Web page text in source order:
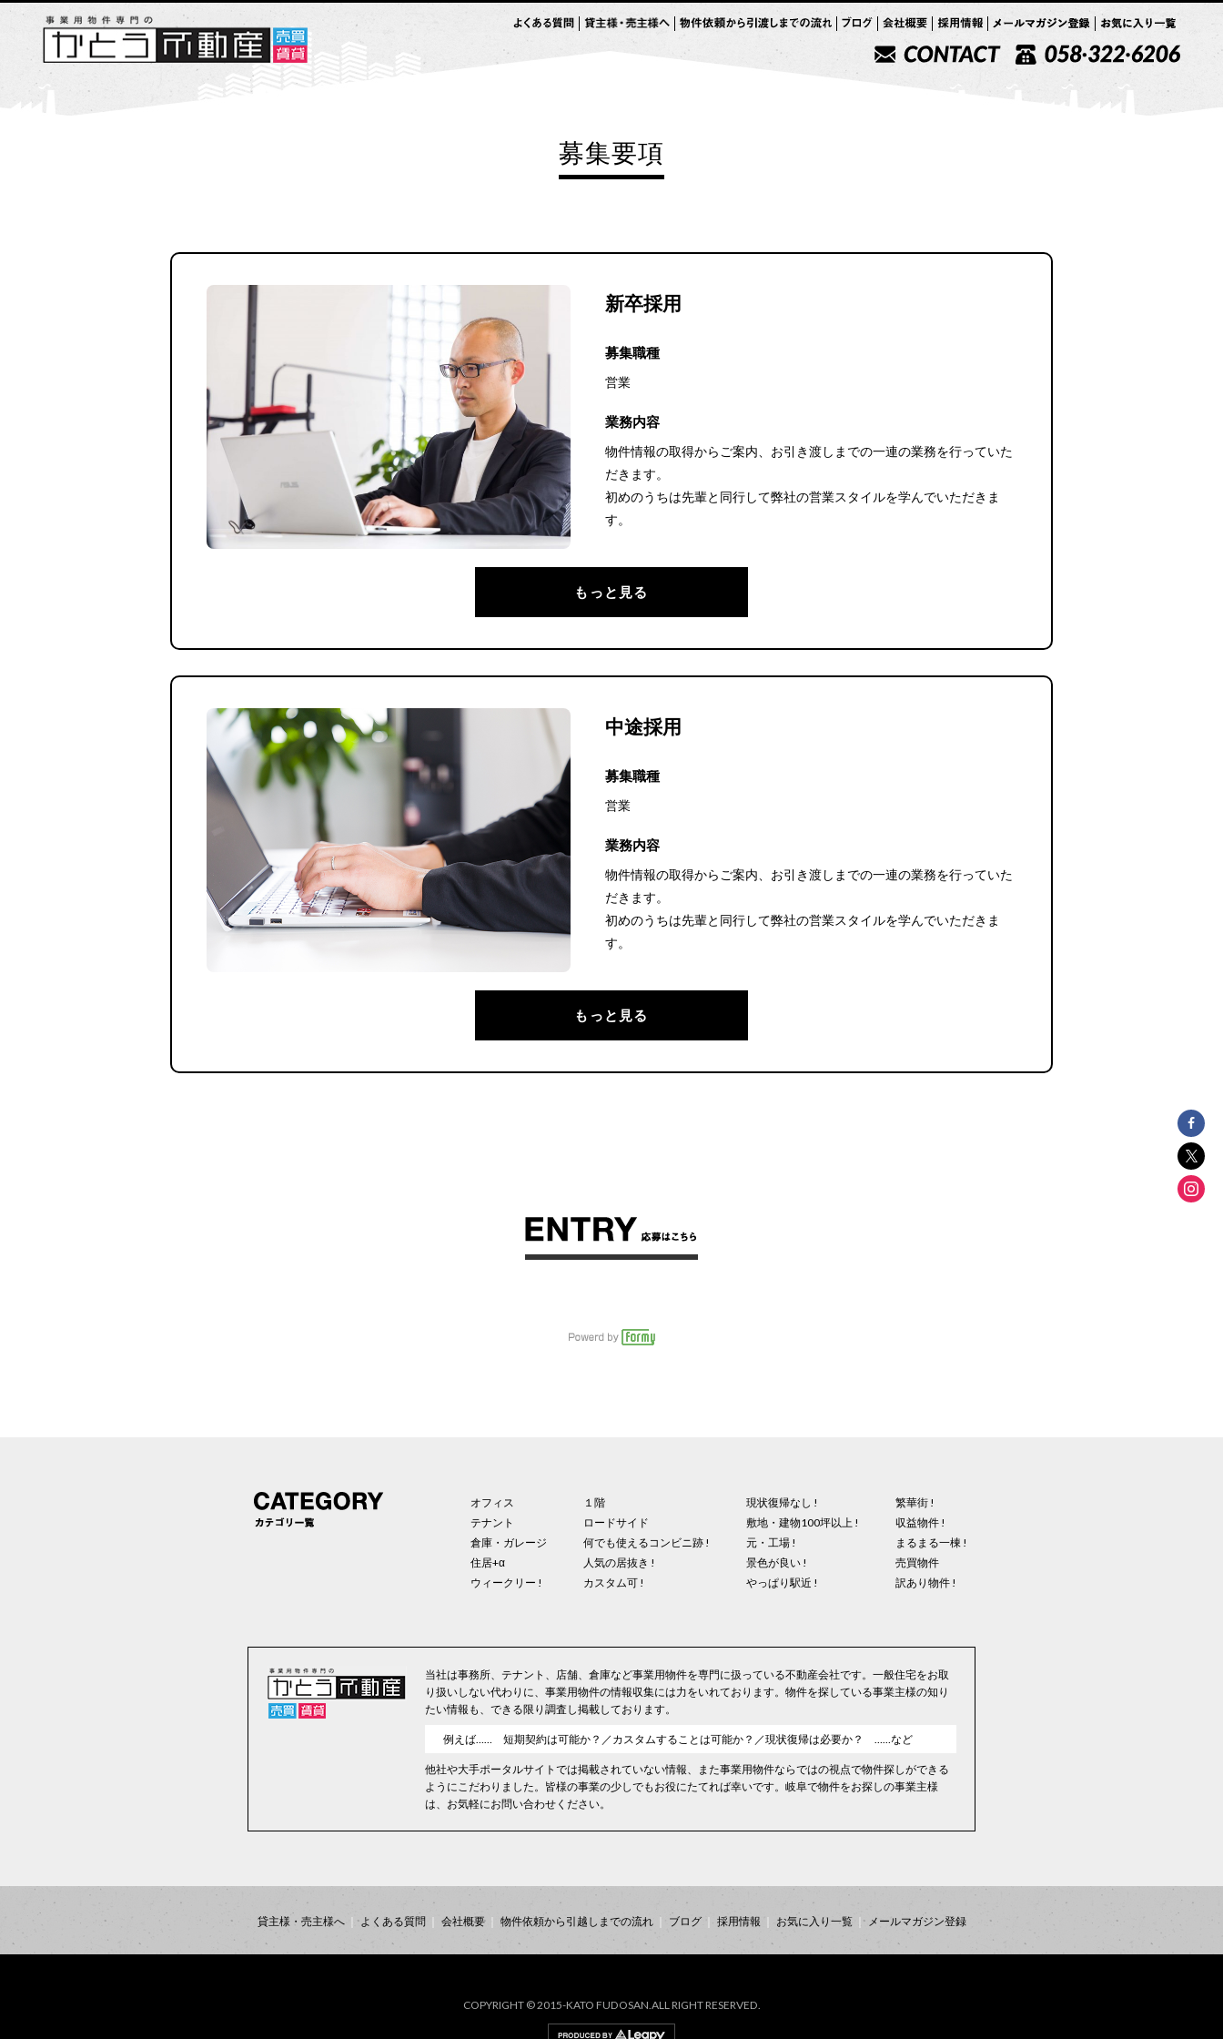
募集要項
新卒採用
募集職種
営業
業務内容
物件情報の取得からご案内、お引き渡しまでの一連の業務を行っていた
だきます。
初めのうちは先輩と同行して弊社の営業スタイルを学んでいただきま
す。
もっと見る
中途採用
募集職種
営業
業務内容
物件情報の取得からご案内、お引き渡しまでの一連の業務を行っていた
だきます。
初めのうちは先輩と同行して弊社の営業スタイルを学んでいただきま
す。
もっと見る
オフィス
テナント
倉庫・ガレージ
住居+α
ウィークリー !
１階
ロードサイド
何でも使えるコンビニ跡 !
人気の居抜き !
カスタム可 !
現状復帰なし !
敷地・建物100坪以上 !
元・工場 !
景色が良い !
やっぱり駅近 !
繁華街 !
収益物件 !
まるまる一棟 !
売買物件
訳あり物件 !
当社は事務所、テナント、店舗、倉庫など事業用物件を専門に扱っている不動産会社です。一般住宅をお取
り扱いしない代わりに、事業用物件の情報収集には力をいれております。物件を探している事業主様の知り
たい情報も、できる限り調査し掲載しております。
例えば…… 短期契約は可能か？／カスタムすることは可能か？／現状復帰は必要か？ ……など
他社や大手ポータルサイトでは掲載されていない情報、また事業用物件ならではの視点で物件探しができる
ようにこだわりました。皆様の事業の少しでもお役にたてれば幸いです。岐阜で物件をお探しの事業主様
は、お気軽にお問い合わせください。
貸主様・売主様へ よくある質問 会社概要 物件依頼から引越しまでの流れ ブログ 採用情報 お気に入り一覧 メールマガジン登録
COPYRIGHT © 2015-KATO FUDOSAN.ALL RIGHT RESERVED.